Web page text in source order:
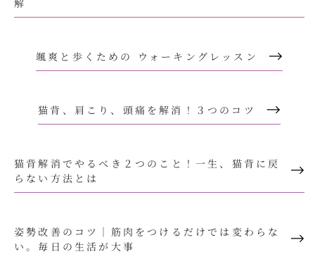
解
颯爽と歩くための ウォーキングレッスン
猫背、肩こり、頭痛を解消！３つのコツ
猫背解消でやるべき２つのこと！一生、猫背に戻
らない方法とは
姿勢改善のコツ｜筋肉をつけるだけでは変わらな
い。毎日の生活が大事